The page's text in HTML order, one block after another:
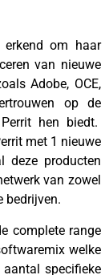
om haar
van nieuwe
Adobe, OCE,
op de
hen biedt.
met 1 nieuwe
deze producten
van zowel
bedrijven.
complete range
welke
specifieke